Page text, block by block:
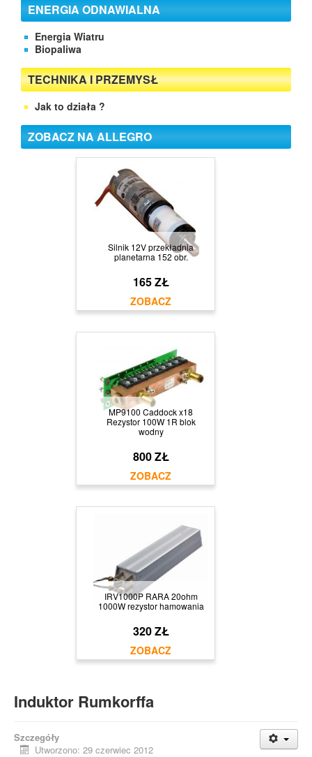
ENERGIA ODNAWIALNA
Energia Wiatru
Biopaliwa
TECHNIKA I PRZEMYSŁ
Jak to działa ?
ZOBACZ NA ALLEGRO
Silnik 12V przekładnia
planetarna 152 obr.
165 ZŁ
MP9100 Caddock x18
Rezystor 100W 1R blok
wodny
800 ZŁ
IRV1000P RARA 20ohm
1000W rezystor hamowania
320 ZŁ
Induktor Rumkorffa
Szczegóły
Utworzono: 29 czerwiec 2012